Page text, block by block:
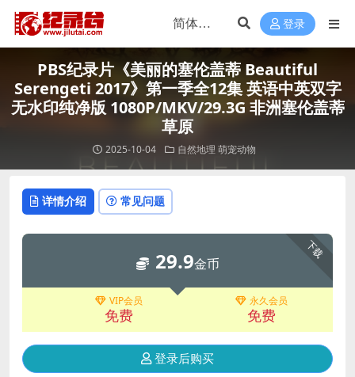
登录
PBS纪录片《美丽的塞伦盖蒂 Beautiful
Serengeti 2017》第一季全12集 英语中英双字
无水印纯净版 1080P/MKV/29.3G 非洲塞伦盖蒂
草原
2025-10-04 自然地理 萌宠动物
详情介绍 常见问题
下载
29.9金币
VIP会员
免费
永久会员
免费
登录后购买